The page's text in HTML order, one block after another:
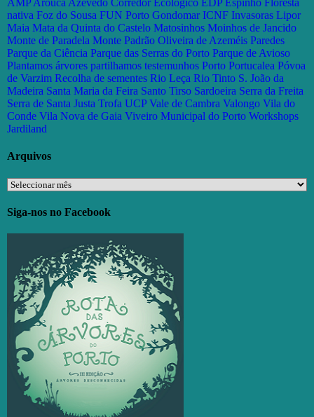
nativa Foz do Sousa FUN Porto Gondomar ICNF Invasoras Lipor
Maia Mata da Quinta do Castelo Matosinhos Moinhos de Jancido
Monte de Paradela Monte Padrão Oliveira de Azeméis Paredes
Parque da Ciência Parque das Serras do Porto Parque de Avioso
Plantamos árvores partilhamos testemunhos Porto Portucalea Póvoa
de Varzim Recolha de sementes Rio Leça Rio Tinto S. João da
Madeira Santa Maria da Feira Santo Tirso Sardoeira Serra da Freita
Serra de Santa Justa Trofa UCP Vale de Cambra Valongo Vila do
Conde Vila Nova de Gaia Viveiro Municipal do Porto Workshops
Jardiland
Arquivos
Arquivos
Siga-nos no Facebook